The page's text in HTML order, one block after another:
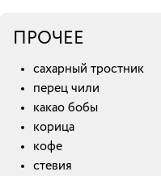
ПРОЧЕЕ
сахарный тростник
перец чили
какао бобы
корица
кофе
стевия